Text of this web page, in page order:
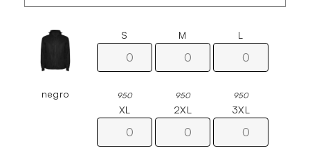
negro
S
950
M
950
L
950
XL 2XL 3XL